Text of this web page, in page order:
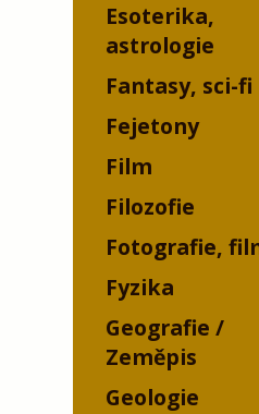
Esoterika,
astrologie
Fantasy, sci-fi
Fejetony
Film
Filozofie
Fotografie,
Fyzika
Geografie /
Zeměpis
Geologie